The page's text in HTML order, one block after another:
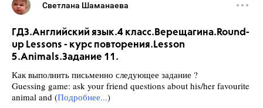
Светлана Шаманаева
ГДЗ.Английский язык.4 класс.Верещагина.Round-
up Lessons - курс повторения.Lesson
5.Animals.Задание 11.
Как выполнить письменно следующее задание ?
Guessing game: ask your friend questions about his/her favourite
animal and (Подробнее...)